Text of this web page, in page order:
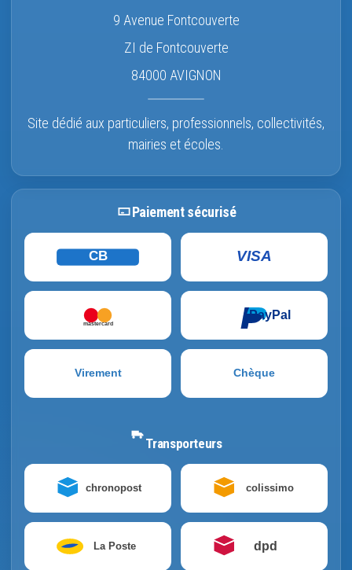
9 Avenue Fontcouverte
ZI de Fontcouverte
84000 AVIGNON
Site dédié aux particuliers, professionnels, collectivités,
mairies et écoles.
Paiement sécurisé
CB VISA
mastercard
PayPal
Virement Chèque
Transporteurs
chronopost colissimo
La Poste dpd